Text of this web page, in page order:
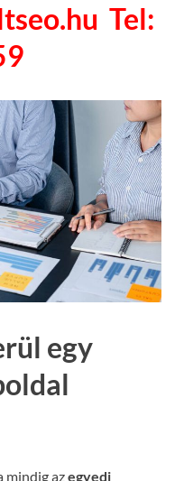
Tel:
egy
mindig azegyedi